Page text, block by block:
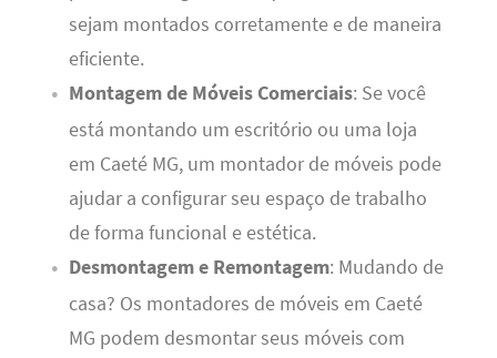
sejam montados corretamente e de maneira
eficiente.
Montagem de Móveis Comerciais: Se você
está montando um escritório ou uma loja
em Caeté MG, um montador de móveis pode
ajudar a configurar seu espaço de trabalho
de forma funcional e estética.
Desmontagem e Remontagem: Mudando de
casa? Os montadores de móveis em Caeté
MG podem desmontar seus móveis com